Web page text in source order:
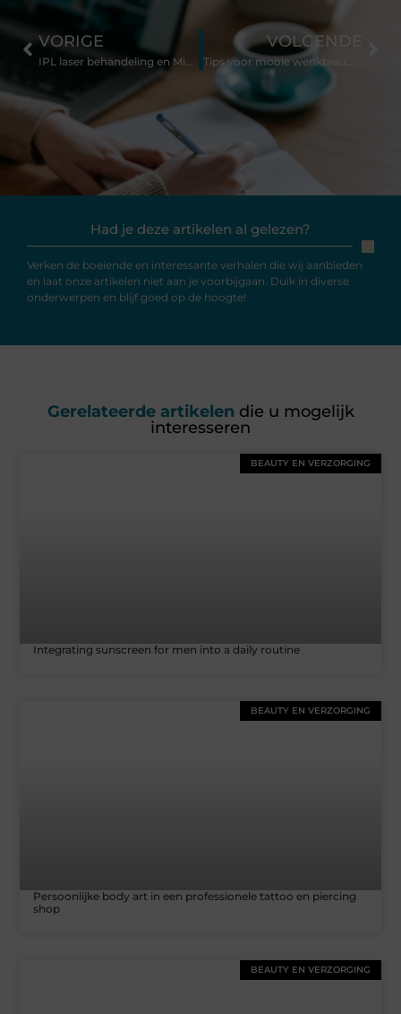
Had je deze artikelen al gelezen?
Verken de boeiende en interessante verhalen die wij aanbieden
en laat onze artikelen niet aan je voorbijgaan. Duik in diverse
onderwerpen en blijf goed op de hoogte!
VORIGE
IPL laser behandeling en Microneedling: populaire cosmetische behandelingen
VOLGENDE
Gerelateerde artikelen die u mogelijk
interesseren
BEAUTY EN VERZORGING
Integrating sunscreen for men into a daily routine
BEAUTY EN VERZORGING
Persoonlijke body art in een professionele tattoo en piercing
shop
BEAUTY EN VERZORGING